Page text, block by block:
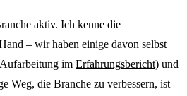
aktiv. Ich kenne die
– wir haben einige davon selbst
im Erfahrungsbericht) und
Weg, die Branche zu verbessern, ist